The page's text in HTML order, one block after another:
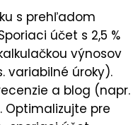
s prehľadom
účet s 2,5 %
výnosov
variabilné úroky).
a blog (napr.
Optimalizujte pre